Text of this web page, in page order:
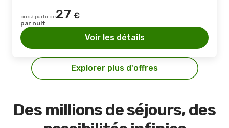
prix à partir de27 €
par nuit
Voir les détails
Explorer plus d'offres
Des millions de séjours, des